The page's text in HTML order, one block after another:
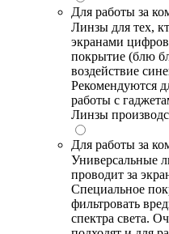
Для работы за
Линзы для тех,
экранами
покрытие (блю
воздействие
Рекомендуются
работы с
Линзы
Для работы за
Универсальные
проводит за
Специальное
фильтровать
спектра света.